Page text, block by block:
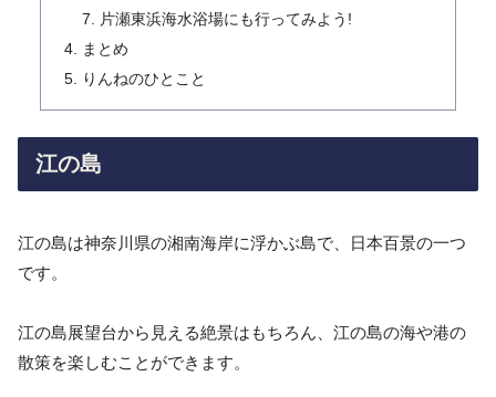
片瀬東浜海水浴場にも行ってみよう!
まとめ
りんねのひとこと
江の島
江の島は神奈川県の湘南海岸に浮かぶ島で、日本百景の一つ
です。
江の島展望台から見える絶景はもちろん、江の島の海や港の
散策を楽しむことができます。